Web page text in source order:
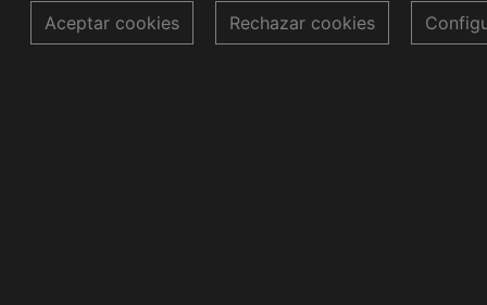
Aceptar cookies Rechazar cookies